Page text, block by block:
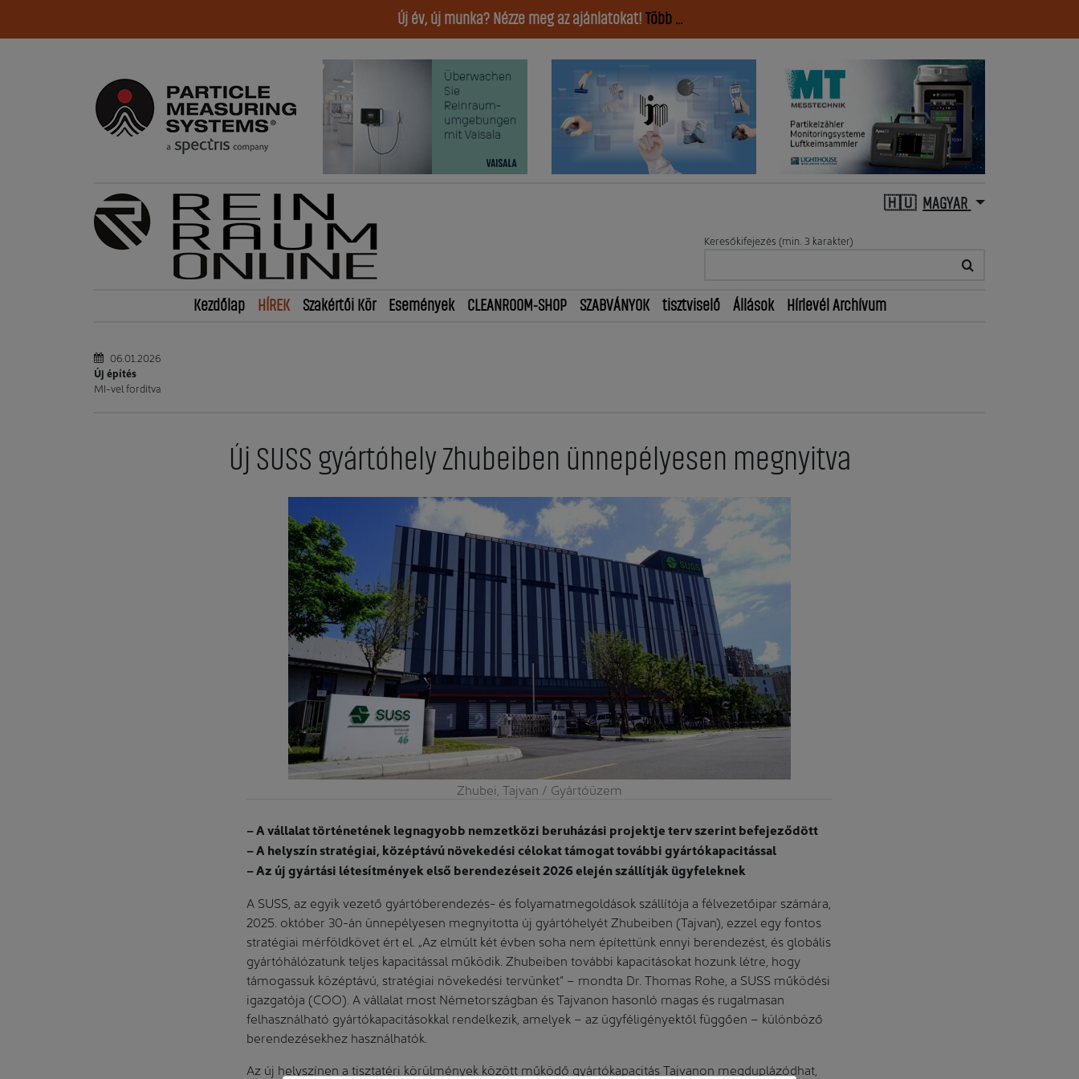
Új év, új munka? Nézze meg az ajánlatokat! Több ...
MAGYAR
Keresőkifejezés (min. 3 karakter)
Kezdőlap HÍREK Szakértői Kör Események CLEANROOM-SHOP SZABVÁNYOK tisztviselő Állások Hírlevél Archívum
06.01.2026
Új építés
MI-vel fordítva
Új SUSS gyártóhely Zhubeiben ünnepélyesen megnyitva
Zhubei, Tajvan / Gyártóüzem
– A vállalat történetének legnagyobb nemzetközi beruházási projektje terv szerint befejeződött
– A helyszín stratégiai, középtávú növekedési célokat támogat további gyártókapacitással
– Az új gyártási létesítmények első berendezéseit 2026 elején szállítják ügyfeleknek
A SUSS, az egyik vezető gyártóberendezés- és folyamatmegoldások szállítója a félvezetőipar számára,
2025. október 30-án ünnepélyesen megnyitotta új gyártóhelyét Zhubeiben (Tajvan), ezzel egy fontos
stratégiai mérföldkövet ért el. „Az elmúlt két évben soha nem építettünk ennyi berendezést, és globális
gyártóhálózatunk teljes kapacitással működik. Zhubeiben további kapacitásokat hozunk létre, hogy
támogassuk középtávú, stratégiai növekedési tervünket” – mondta Dr. Thomas Rohe, a SUSS működési
igazgatója (COO). A vállalat most Németországban és Tajvanon hasonló magas és rugalmasan
felhasználható gyártókapacitásokkal rendelkezik, amelyek – az ügyféligényektől függően – különböző
berendezésekhez használhatók.
Az új helyszínen a tisztatéri körülmények között működő gyártókapacitás Tajvanon megduplázódhat,